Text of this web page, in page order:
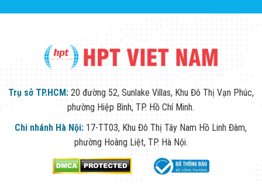
Trụ sở TP.HCM: 20 đường 52, Sunlake Villas, Khu Đô Thị Vạn Phúc,
phường Hiệp Bình, TP. Hồ Chí Minh.
Chi nhánh Hà Nội: 17-TT03, Khu Đô Thị Tây Nam Hồ Linh Đàm,
phường Hoàng Liệt, TP. Hà Nội.